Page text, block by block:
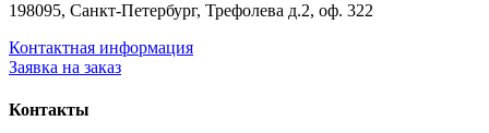
198095, Санкт-Петербург, Трефолева д.2, оф. 322
Контактная информация
Заявка на заказ
Контакты